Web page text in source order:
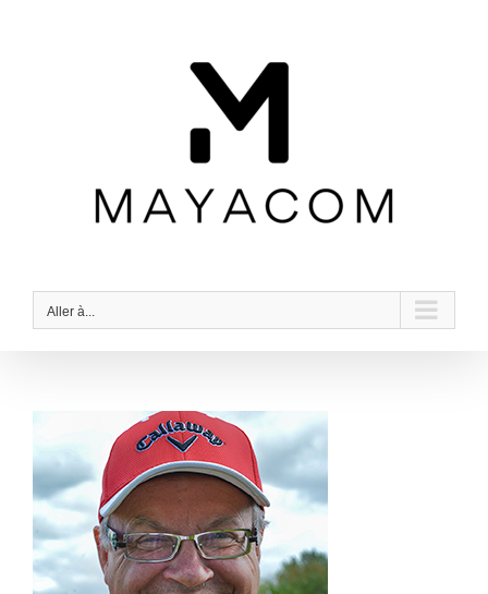
Aller à...